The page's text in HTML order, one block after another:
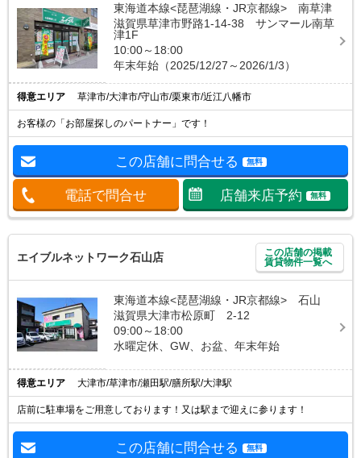
東海道本線<琵琶湖線・JR京都線> 南草津
滋賀県草津市野路1-14-38 サンマール南草
津1F
10:00～18:00
年末年始（2025/12/27～2026/1/3）
得意エリア 草津市/大津市/守山市/栗東市/近江八幡市
お客様の「お部屋探しのパートナー」です！
この店舗に問合せる 無料
電話で問合せ 店舗来店予約 無料
エイブルネットワーク石山店
この店舗の掲載
賃貸物件一覧へ
東海道本線<琵琶湖線・JR京都線> 石山
滋賀県大津市松原町 2-12
09:00～18:00
水曜定休、GW、お盆、年末年始
得意エリア 大津市/草津市/瀬田駅/膳所駅/大津駅
店前に駐車場をご用意しております！又は駅まで迎えに参ります！
この店舗に問合せる 無料